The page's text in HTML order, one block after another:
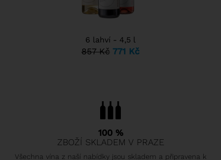
6 lahví - 4,5 l
857 Kč 771 Kč
100 %
ZBOŽÍ SKLADEM V PRAZE
Všechna vína z naší nabídky jsou skladem a připravena k